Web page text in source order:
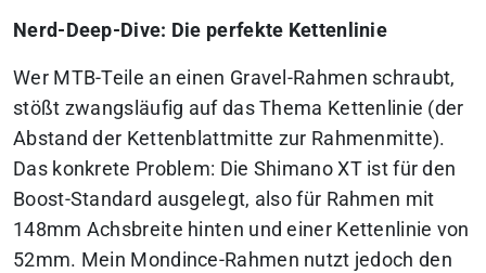
Nerd-Deep-Dive: Die perfekte Kettenlinie
Wer MTB-Teile an einen Gravel-Rahmen schraubt,
stößt zwangsläufig auf das Thema Kettenlinie (der
Abstand der Kettenblattmitte zur Rahmenmitte).
Das konkrete Problem: Die Shimano XT ist für den
Boost-Standard ausgelegt, also für Rahmen mit
148mm Achsbreite hinten und einer Kettenlinie von
52mm. Mein Mondince-Rahmen nutzt jedoch den